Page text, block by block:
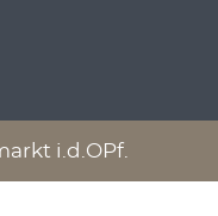
i.d.OPf.